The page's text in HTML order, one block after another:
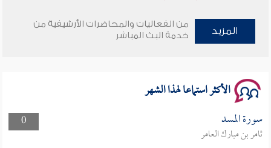
وأمنهم من خوف 9
المزيد
من الفعاليات والمحاضرات الأرشيفية من
خدمة البث المباشر
الأكثر استماعا لهذا الشهر
0 سورة المسد
ثامر بن مبارك العامر